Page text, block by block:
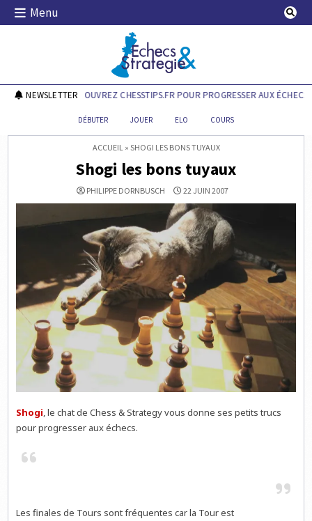
Skip
Menu
Echecs & Stratégie
NEWSLETTERDÉCOUVREZ CHESSTIPS.FR POUR PROGRESSER AUX ÉCHECS !
DÉBUTER JOUER ELO COURS
ACCUEIL» SHOGI LES BONS TUYAUX
Shogi les bons tuyaux
PHILIPPE DORNBUSCH 22 JUIN 2007
Shogi, le chat de Chess & Strategy vous donne ses petits trucs
pour progresser aux échecs.
Les finales de Tours sont fréquentes car la Tour est